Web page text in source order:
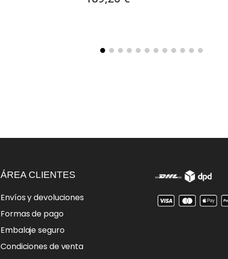
ÁREA CLIENTES
Envíos y devoluciones
Formas de pago
Embalaje seguro
Condiciones de venta